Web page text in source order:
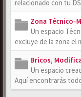
relacionado con tu
Zona Técnico-
Un espacio
excluye de la zona el
Bricos,
Un espacio
Aquí encontrarás